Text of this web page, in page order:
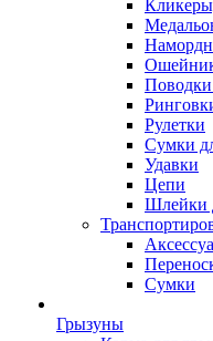
Поводки
Рулетки
Сумки
Удавки
Цепи
Шлейки
Сумки
Грызуны